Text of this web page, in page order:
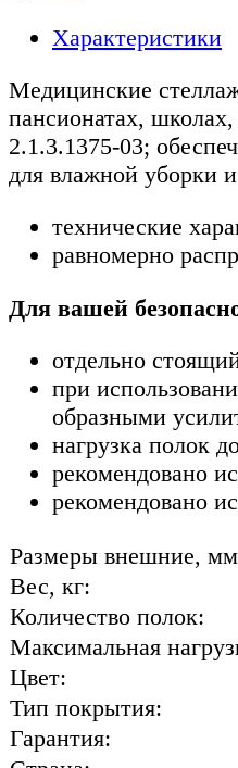
Характеристики
Медицинские
пансионатах,
2.1.3.1375-03;
для влажной уборки
технические
равномерно
Для вашей
отдельно
при
образными
нагрузка полок
рекомендовано
рекомендовано
Размеры внешние,
Вес, кг:
Количество полок:
Максимальная
Цвет:
Тип покрытия:
Гарантия: